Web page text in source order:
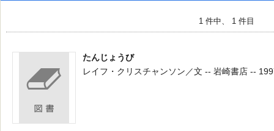
1 件中、 1 件目
たんじょうび
レイフ・クリスチャンソン／文 -- 岩崎書店 --